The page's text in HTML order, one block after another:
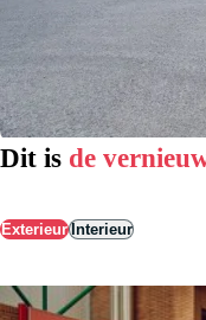
Dit is de
ExterieurInterieur